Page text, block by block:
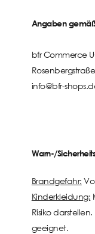
Angaben gemäß
bfr Commerce
info@bfr-
Warn-/
Brandgefahr:
Kinderkleidung:
Risiko
geeignet.